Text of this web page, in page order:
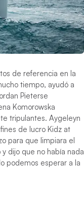
de referencia en la
tiempo, ayudó a
Pieterse
Komorowska
tripulantes. Aygeleyn
de lucro Kidz at
para que limpiara el
dijo que no había nada
podemos esperar a la